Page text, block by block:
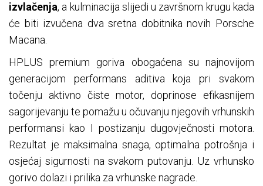
izvlačenja, a kulminacija slijedi u završnom krugu kada
će biti izvučena dva sretna dobitnika novih Porsche
Macana.
HPLUS premium goriva obogaćena su najnovijom
generacijom performans aditiva koja pri svakom
točenju aktivno čiste motor, doprinose efikasnijem
sagorijevanju te pomažu u očuvanju njegovih vrhunskih
performansi kao I postizanju dugovječnosti motora.
Rezultat je maksimalna snaga, optimalna potrošnja i
osjećaj sigurnosti na svakom putovanju. Uz vrhunsko
gorivo dolazi i prilika za vrhunske nagrade.